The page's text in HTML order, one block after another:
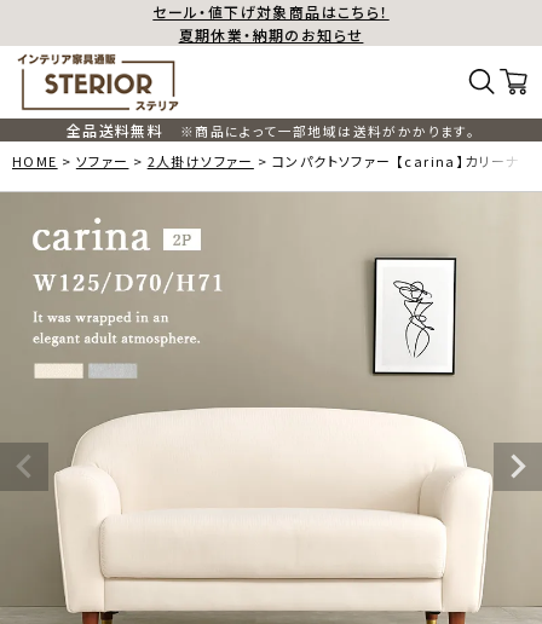
セール・値下げ対象商品はこちら！
夏期休業・納期のお知らせ
全品送料無料
※商品によって一部地域は送料がかかります。
HOME
ソファー 2人掛けソファー コンパクトソファー 【carina】カリーナ